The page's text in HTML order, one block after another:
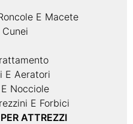
E Macete
E Aeratori
Nocciole
E Forbici
ATTREZZI